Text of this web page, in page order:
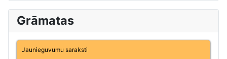
Grāmatas
Jaunieguvumu saraksti